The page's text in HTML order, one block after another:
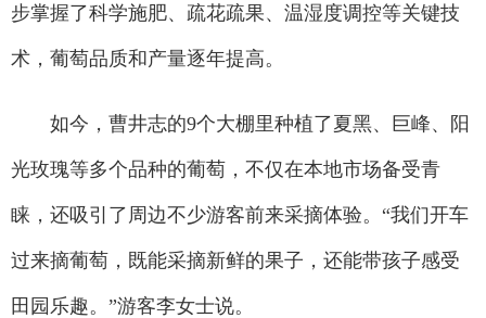
步掌握了科学施肥、疏花疏果、温湿度调控等关键技
术，葡萄品质和产量逐年提高。
如今，曹井志的9个大棚里种植了夏黑、巨峰、阳
光玫瑰等多个品种的葡萄，不仅在本地市场备受青
睐，还吸引了周边不少游客前来采摘体验。“我们开车
过来摘葡萄，既能采摘新鲜的果子，还能带孩子感受
田园乐趣。”游客李女士说。